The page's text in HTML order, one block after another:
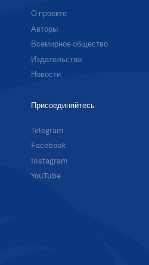
О проекте
Авторы
Всемирное общество
Издательство
Новости
Присоединяйтесь
Telegram
Facebook
Instagram
YouTube